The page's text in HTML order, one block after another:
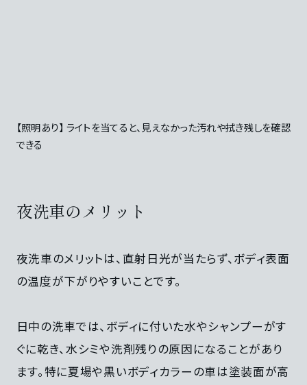
【照明あり】 ライトを当てると、見えなかった汚れや拭き残しを確認
できる
夜洗車のメリット
夜洗車のメリットは、直射日光が当たらず、ボディ表面
の温度が下がりやすいことです。
日中の洗車では、ボディに付いた水やシャンプーがす
ぐに乾き、水シミや洗剤残りの原因になることがあり
ます。特に夏場や黒いボディカラーの車は塗装面が高